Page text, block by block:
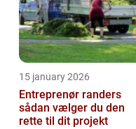
15 january 2026
Entreprenør randers
sådan vælger du den
rette til dit projekt